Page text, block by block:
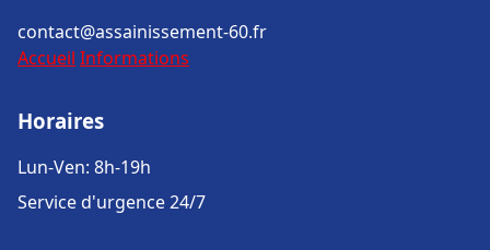
contact@assainissement-60.fr
Accueil Informations
Horaires
Lun-Ven: 8h-19h
Service d'urgence 24/7